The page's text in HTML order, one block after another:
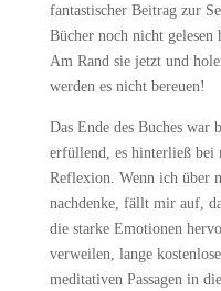
fantastischer Beitrag zur
Bücher noch nicht gelesen
Am Rand sie jetzt und
werden es nicht bereuen!
Das Ende des Buches war
erfüllend, es hinterließ bei
Reflexion. Wenn ich über
nachdenke, fällt mir auf,
die starke Emotionen
verweilen, lange
meditativen Passagen in